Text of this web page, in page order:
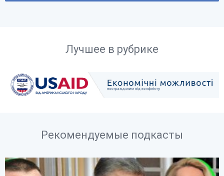
Лучшее в рубрике
Рекомендуемые подкасты